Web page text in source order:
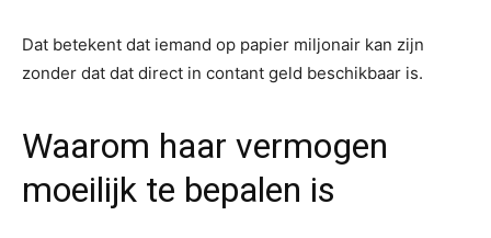
Dat betekent dat iemand op papier miljonair kan zijn
zonder dat dat direct in contant geld beschikbaar is.
Waarom haar vermogen
moeilijk te bepalen is